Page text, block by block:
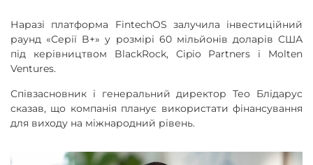
Наразі платформа FintechOS залучила інвестиційний
раунд «Серії B+» у розмірі 60 мільйонів доларів США
під керівництвом BlackRock, Cipio Partners і Molten
Ventures.
Співзасновник і генеральний директор Тео Блідарус
сказав, що компанія планує використати фінансування
для виходу на міжнародний рівень.